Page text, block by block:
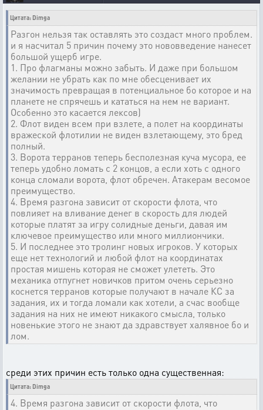
Цитата: Dimga
Разгон нельзя так оставлять это создаст много проблем.
и я насчитал 5 причин почему это нововведение нанесет
большой ущерб игре.
1. Про флагманы можно забыть. И даже при большом
желании не убрать как по мне обесценивает их
значимость превращая в потенциальное бо которое и на
планете не спрячешь и кататься на нем не вариант.
Особенно это касается лексов)
2. Флот виден всем при взлете, а полет на координаты
вражеской флотилии не виден взлетающему, это бред
полный.
3. Ворота терранов теперь бесполезная куча мусора, ее
теперь удобно ломать с 2 концов, а если хоть с одного
конца сломали ворота, флот обречен. Атакерам весомое
преимущество.
4. Время разгона зависит от скорости флота, что
повлияет на вливание денег в скорость для людей
которые платят за игру солидные деньги, давая им
ключевое преимущество или много миллиончики.
5. И последнее это тролинг новых игроков. У которых
еще нет технологий и любой флот на координатах
простая мишень которая не сможет улететь. Это
механика отпугнет новичков притом очень серьезно
коснется терранов которые получают в начале КС за
задания, их и тогда ломали как хотели, а счас вообще
задания на них не имеют никакого смысла, только
новенькие этого не знают да здравствует халявное бо и
лом.
среди этих причин есть только одна существенная:
Цитата: Dimga
4. Время разгона зависит от скорости флота, что